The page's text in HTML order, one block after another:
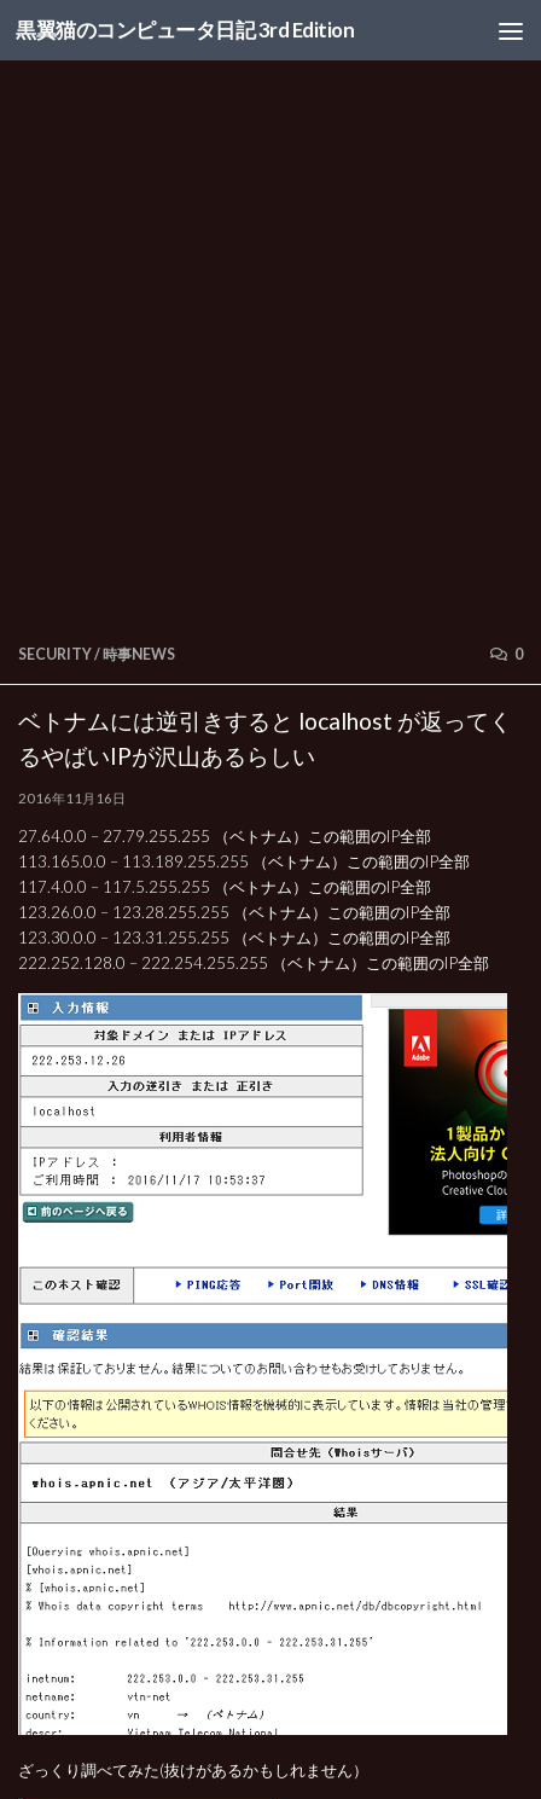
コンテンツへスキップ
黒翼猫のコンピュータ日記 3rd Edition
SECURITY/時事NEWS 0
ベトナムには逆引きすると localhost が返ってく
るやばいIPが沢山あるらしい
2016年11月16日
27.64.0.0 – 27.79.255.255 （ベトナム）この範囲のIP全部
113.165.0.0 – 113.189.255.255 （ベトナム）この範囲のIP全部
117.4.0.0 – 117.5.255.255 （ベトナム）この範囲のIP全部
123.26.0.0 – 123.28.255.255 （ベトナム）この範囲のIP全部
123.30.0.0 – 123.31.255.255 （ベトナム）この範囲のIP全部
222.252.128.0 – 222.254.255.255 （ベトナム）この範囲のIP全部
ざっくり調べてみた(抜けがあるかもしれません）